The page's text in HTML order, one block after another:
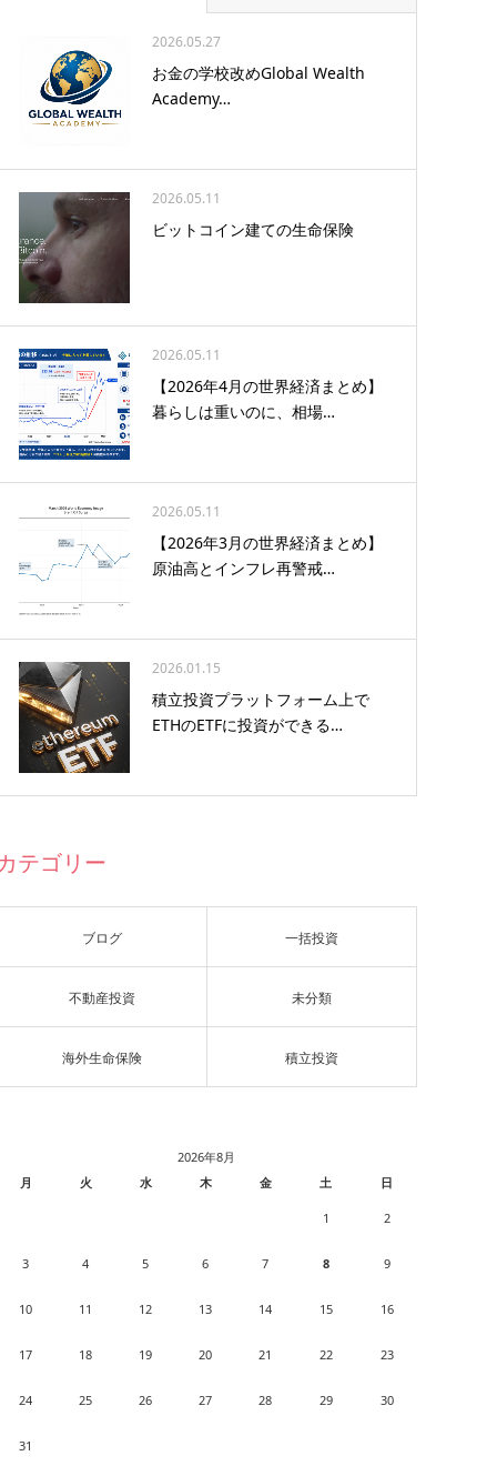
2026.05.27
お金の学校改めGlobal Wealth
Academy…
2026.05.11
ビットコイン建ての生命保険
2026.05.11
【2026年4月の世界経済まとめ】
暮らしは重いのに、相場…
2026.05.11
【2026年3月の世界経済まとめ】
原油高とインフレ再警戒…
2026.01.15
積立投資プラットフォーム上で
ETHのETFに投資ができる…
テゴリー
ブログ 一括投資
不動産投資 未分類
海外生命保険 積立投資
2026年8月
月
火 水 木 金 土 日
1 2
3 4 5 6 7 8 9
10 11 12 13 14 15 16
17 18 19 20 21 22 23
24 25 26 27 28 29 30
31